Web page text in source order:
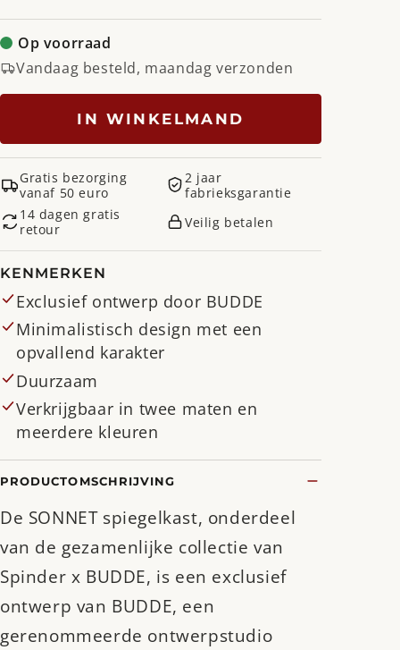
Op voorraad
Vandaag besteld, maandag verzonden
IN WINKELMAND
Gratis bezorging
vanaf 50 euro
2 jaar
fabrieksgarantie
14 dagen gratis
retour
Veilig betalen
KENMERKEN
Exclusief ontwerp door BUDDE
Minimalistisch design met een
opvallend karakter
Duurzaam
Verkrijgbaar in twee maten en
meerdere kleuren
PRODUCTOMSCHRIJVING
De SONNET spiegelkast, onderdeel
van de gezamenlijke collectie van
Spinder x BUDDE, is een exclusief
ontwerp van BUDDE, een
gerenommeerde ontwerpstudio